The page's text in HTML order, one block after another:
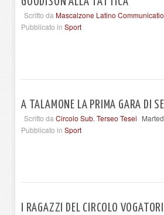
Scritto da Mascalzone Latino
Pubblicato in Sport
A TALAMONE LA PRIMA GARA DI
Scritto da Circolo Sub. Terseo Tesei
Pubblicato in Sport
I RAGAZZI DEL CIRCOLO